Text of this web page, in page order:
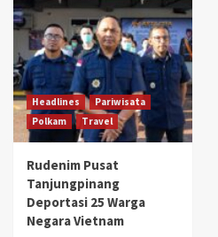
Headlines
Pariwisata
Polkam
Travel
Rudenim Pusat
Tanjungpinang
Deportasi 25 Warga
Negara Vietnam